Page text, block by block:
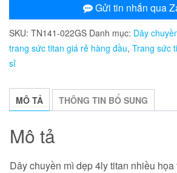
kiểu
mì
dẹp
4ly
tiết
số
lượng
Gửi tin nhắn qua
SKU: TN141-022GS Danh mục: Dây
trang sức titan giá rẻ hàng đầu, Trang sức
sỉ
MÔ TẢ THÔNG TIN BỔ SUNG
Mô tả
Dây chuyền mì dẹp 4ly titan nhiều